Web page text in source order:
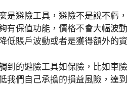
是避險工具，避險不是說不虧
有保值功能，價格不會大幅波
低賬戶波動或者是獲得額外的
到的避險工具如保險，比如車
我們自己承擔的損益風險，達